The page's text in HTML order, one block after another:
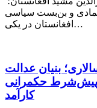
و بن‌بست سیاسی
افغانستان در یکی…
بنیان عدالت
پیش‌شرط حکمرانی
کارآمد